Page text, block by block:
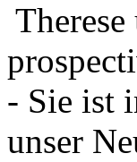
- Sie ist
unser